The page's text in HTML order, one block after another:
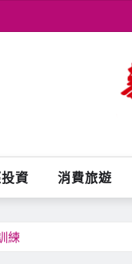
資 消費旅遊
練